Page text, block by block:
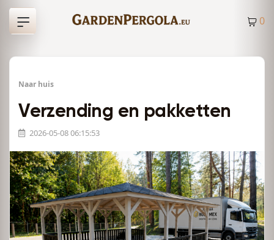
0
Naar huis
Verzending en pakketten
2026-05-08 06:15:53